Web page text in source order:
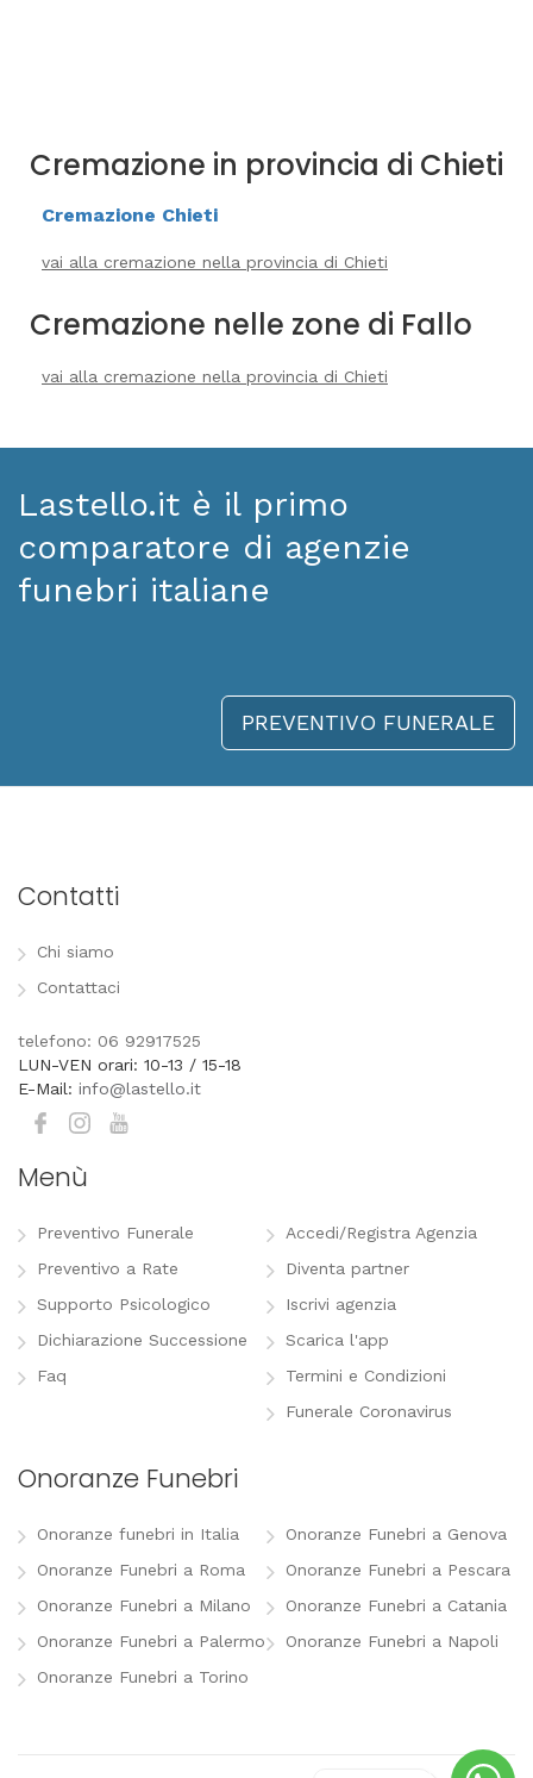
Cremazione in provincia di Chieti
Cremazione Chieti
vai alla cremazione nella provincia di Chieti
Cremazione nelle zone di Fallo
vai alla cremazione nella provincia di Chieti
Lastello.it è il primo
comparatore di agenzie
funebri italiane
PREVENTIVO FUNERALE
Contatti
Chi siamo
Contattaci
telefono: 06 92917525
LUN-VEN orari: 10-13 / 15-18
E-Mail: info@lastello.it
Menù
Preventivo Funerale
Preventivo a Rate
Supporto Psicologico
Dichiarazione Successione
Faq
Accedi/Registra Agenzia
Diventa partner
Iscrivi agenzia
Scarica l'app
Termini e Condizioni
Funerale Coronavirus
Onoranze Funebri
Onoranze funebri in Italia
Onoranze Funebri a Roma
Onoranze Funebri a Milano
Onoranze Funebri a Palermo
Onoranze Funebri a Torino
Onoranze Funebri a Genova
Onoranze Funebri a Pescara
Onoranze Funebri a Catania
Onoranze Funebri a Napoli